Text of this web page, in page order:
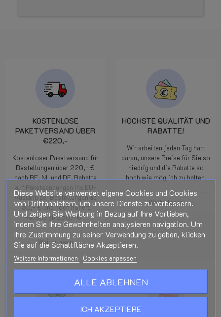
KOSTENLOSE
PAKETVERSAND ÜBER
€220,-
Kostenloser Paketversand für
Bestellungen über 220,- €
nach BE, NL und DE. Rabatte
auf Paketsendungen ins EU-
Ausland bei Bestellungen ab
150,- € und noch höhere
Rabatte ab 250,- € *
Weiterlesen
HÖCHSTE QUALITÄT UND
RABATTE!
Wir arbeiten jeden Tag hart
daran, unsere Preise für Sie so
niedrig und die Rabatte so
hoch wie möglich zu halten.
Weiterlesen
Diese Website verwendet eigene Cookies und Cookies
von Drittanbietern, um unsere Dienste zu verbessern.
Und zeigen Sie Werbung in Bezug auf Ihre Vorlieben,
indem Sie Ihre Gewohnheiten analysieren navigation. Um
Ihre Zustimmung zu seiner Verwendung zu geben, klicken
Sie auf die Schaltfläche Akzeptieren.
Weitere Informationen Cookies anpassen
ALLE ABLEHNEN
ICH AKZEPTIERE